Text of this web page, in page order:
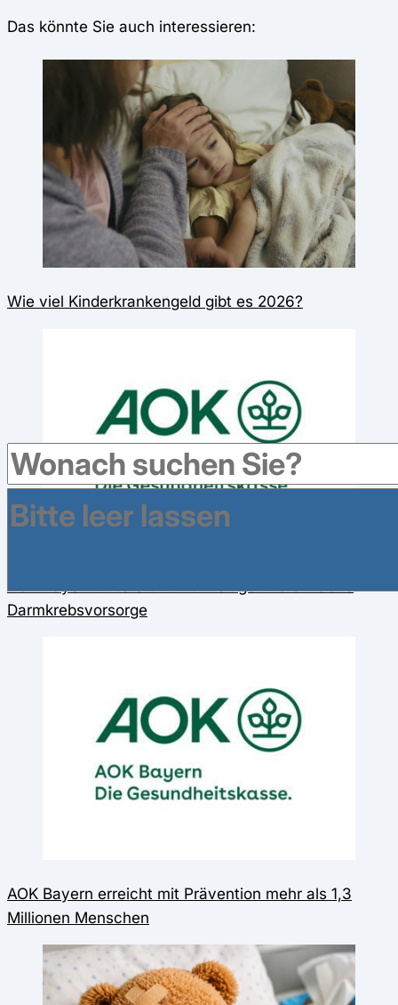
Das könnte Sie auch interessieren:
Wie viel Kinderkrankengeld gibt es 2026?
Darmkrebsvorsorge
AOK Bayern erreicht mit Prävention mehr als 1,3
Millionen Menschen